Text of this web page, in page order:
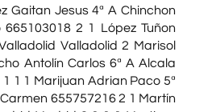
Gaitan Jesus 4ª A Chinchon
2 1 López Tuñon
Valladolid 2 Marisol
Antolín Carlos 6ª A Alcala
1 1 Marijuan Adrian Paco 5ª
655757216 2 1 Martín